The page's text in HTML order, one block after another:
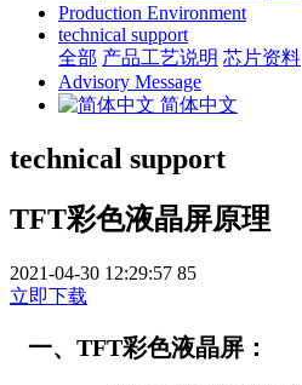
Production Environment
technical support
全部 产品工艺说明 芯片资料
Advisory Message
简体中文
technical support
TFT彩色液晶屏原理
2021-04-30 12:29:57 85
立即下载
一、 TFT彩色液晶屏 ：